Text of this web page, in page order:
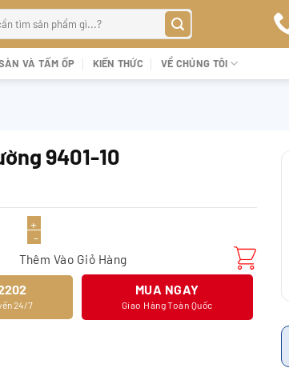
VÀ TẤM ỐP KIẾN THỨC VỀ CHÚNG TÔI
9401-10
10 số lượng
Thêm Vào Giỏ Hàng
24/7
MUA NGAY
Giao Hàng Toàn Quốc